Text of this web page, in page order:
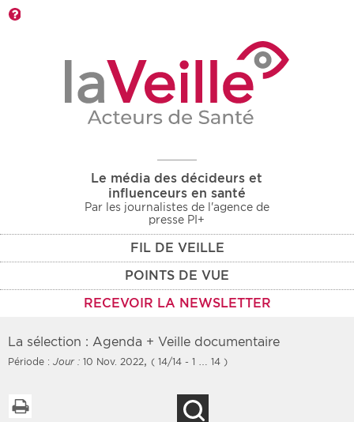
Le média des décideurs et
influenceurs en santé
Par les journalistes de l'agence de
presse PI+
FIL DE VEILLE
POINTS DE VUE
RECEVOIR LA NEWSLETTER
La sélection : Agenda + Veille documentaire
Période : Jour : 10 Nov. 2022, ( 14/14 - 1 … 14 )